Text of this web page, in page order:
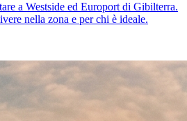
a Westside ed Europort di Gibilterra.
nella zona e per chi è ideale.